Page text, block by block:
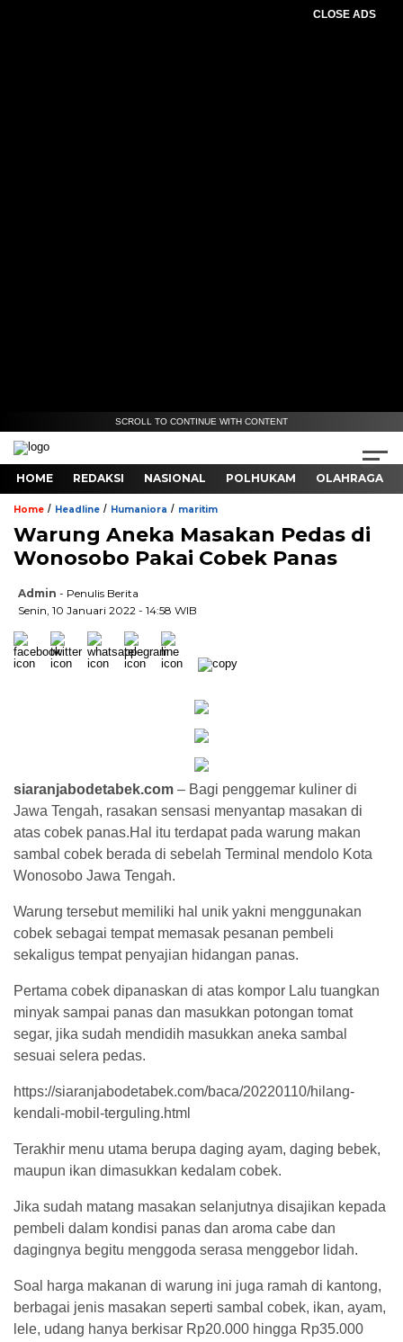
CLOSE ADS
SCROLL TO CONTINUE WITH CONTENT
HOME REDAKSI NASIONAL POLHUKAM OLAHRAGA
Home / Headline / Humaniora / maritim
Warung Aneka Masakan Pedas di
Wonosobo Pakai Cobek Panas
Admin - Penulis Berita
Senin, 10 Januari 2022 - 14:58 WIB
siaranjabodetabek.com – Bagi penggemar kuliner di
Jawa Tengah, rasakan sensasi menyantap masakan di
atas cobek panas.Hal itu terdapat pada warung makan
sambal cobek berada di sebelah Terminal mendolo Kota
Wonosobo Jawa Tengah.
Warung tersebut memiliki hal unik yakni menggunakan
cobek sebagai tempat memasak pesanan pembeli
sekaligus tempat penyajian hidangan panas.
Pertama cobek dipanaskan di atas kompor Lalu tuangkan
minyak sampai panas dan masukkan potongan tomat
segar, jika sudah mendidih masukkan aneka sambal
sesuai selera pedas.
https://siaranjabodetabek.com/baca/20220110/hilang-
kendali-mobil-terguling.html
Terakhir menu utama berupa daging ayam, daging bebek,
maupun ikan dimasukkan kedalam cobek.
Jika sudah matang masakan selanjutnya disajikan kepada
pembeli dalam kondisi panas dan aroma cabe dan
dagingnya begitu menggoda serasa menggebor lidah.
Soal harga makanan di warung ini juga ramah di kantong,
berbagai jenis masakan seperti sambal cobek, ikan, ayam,
lele, udang hanya berkisar Rp20.000 hingga Rp35.000